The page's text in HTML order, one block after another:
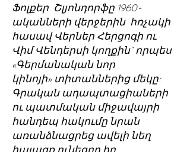
Ֆոլքեր Շլյոնդորֆը 1960-
ականների վերջերին հռչակի
հասավ Վերներ Հերցոգի ու
Վիմ Վենդերսի կողքին` որպես
«Գերմանական նոր
կինոյի» տիտաններից մեկը:
Գրական ադապտացիաների
ու պատմական միջավայրի
հանդեպ հակումը նրան
առանձնացրեց ավելի նեղ